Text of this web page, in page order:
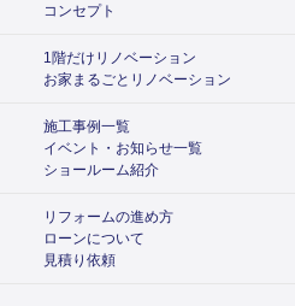
コンセプト
1階だけリノベーション
お家まるごとリノベーション
施工事例一覧
イベント・お知らせ一覧
ショールーム紹介
リフォームの進め方
ローンについて
見積り依頼